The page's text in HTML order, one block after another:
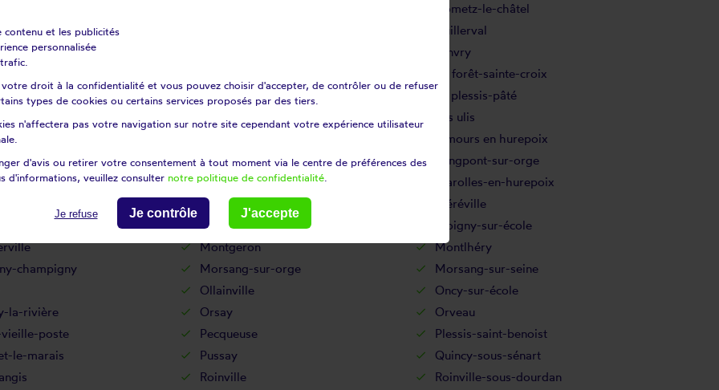
Gometz-le-châtel
Guillerval
Janvry
La forêt-sainte-croix
Le coudray-montceaux
Le plessis-pâté
le-roi Les molières
Les ulis
sur-orge
Limours en hurepoix
Longjumeau
Longpont-sur-orge
Marolles-en-beauce
Marolles-en-hurepoix
Mennecy
Méréville
Milly-la-forêt
Moigny-sur-école
Montgeron
Montlhéry
champigny Morsang-sur-orge
Morsang-sur-seine
Ollainville
Oncy-sur-école
la-rivière Orsay
Orveau
poste Pecqueuse
Plessis-saint-benoist
le-marais Pussay
Quincy-sous-sénart
Roinville
Roinville-sous-dourdan
contenu et les publicités
personnalisée
votre droit à la confidentialité et vous pouvez choisir d'accepter, de contrôler ou de refuser
types de cookies ou certains services proposés par des tiers.
n'affectera pas votre navigation sur notre site cependant votre expérience utilisateur
d'avis ou retirer votre consentement à tout moment via le centre de préférences des
d'informations, veuillez consulter notre politique de confidentialité
Je refuse Je contrôle J'accepte